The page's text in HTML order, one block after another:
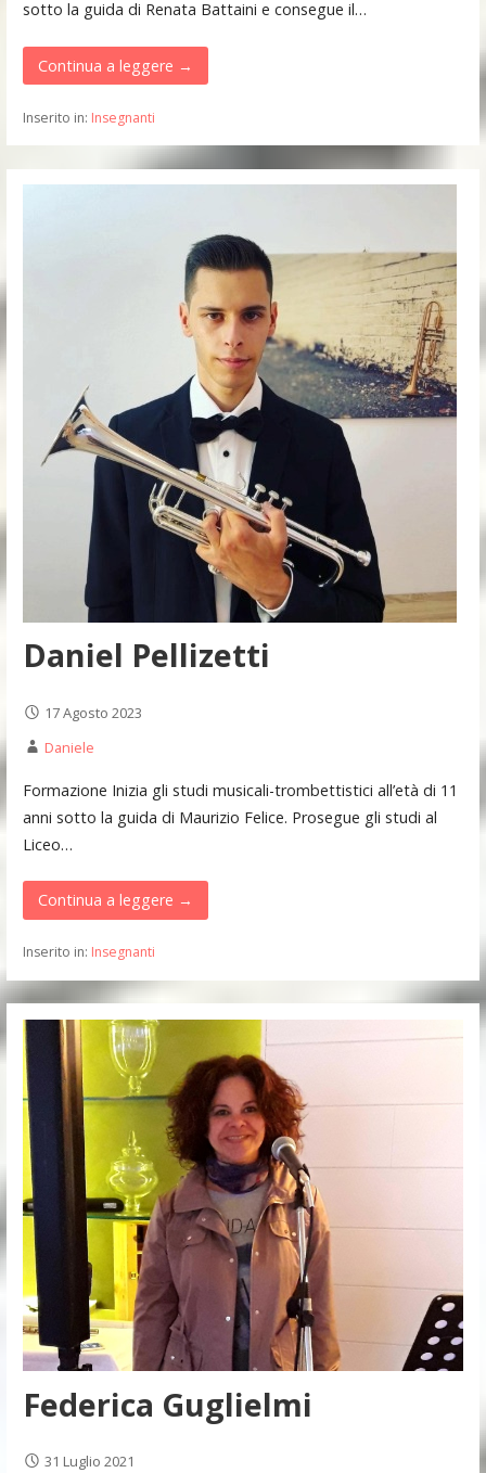
sotto la guida di Renata Battaini e consegue il…
Continua a leggere →
Inserito in: Insegnanti
Daniel Pellizetti
17 Agosto 2023
Daniele
Formazione Inizia gli studi musicali-trombettistici all’età di 11
anni sotto la guida di Maurizio Felice. Prosegue gli studi al
Liceo…
Continua a leggere →
Inserito in: Insegnanti
Federica Guglielmi
31 Luglio 2021